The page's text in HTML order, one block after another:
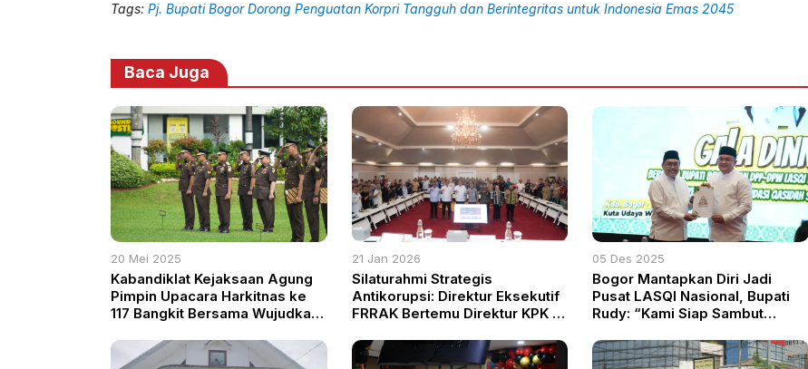
Tags: Pj. Bupati Bogor Dorong Penguatan Korpri Tangguh dan Berintegritas untuk Indonesia Emas 2045
Baca Juga
20 Mei 2025
Kabandiklat Kejaksaan Agung
Pimpin Upacara Harkitnas ke
117 Bangkit Bersama Wujudkan
21 Jan 2026
Silaturahmi Strategis
Antikorupsi: Direktur Eksekutif
FRRAK Bertemu Direktur KPK di
Bogor
05 Des 2025
Bogor Mantapkan Diri Jadi
Pusat LASQI Nasional, Bupati
Rudy: “Kami Siap Sambut